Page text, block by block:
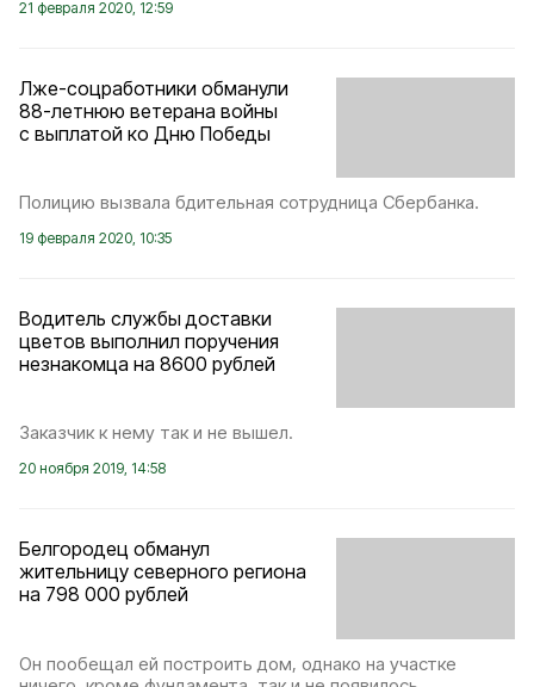
21 февраля 2020, 12:59
Лже-соцработники обманули
88-летнюю ветерана войны
с выплатой ко Дню Победы
Полицию вызвала бдительная сотрудница Сбербанка.
19 февраля 2020, 10:35
Водитель службы доставки
цветов выполнил поручения
незнакомца на 8600 рублей
Заказчик к нему так и не вышел.
20 ноября 2019, 14:58
Белгородец обманул
жительницу северного региона
на 798 000 рублей
Он пообещал ей построить дом, однако на участке